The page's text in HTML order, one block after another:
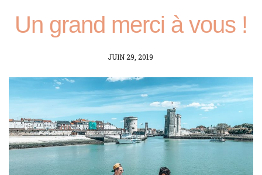
Un grand merci à vous !
POSTED
JUIN 29, 2019